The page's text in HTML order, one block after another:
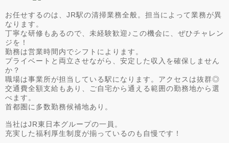
お任せするのは、JR駅の清掃業務全般。担当によって業務が異
なります。
丁寧な研修もあるので、未経験歓迎♪この機会に、ぜひチャレン
ジを！
勤務は営業時間内でシフトによります。
プライベートと両立させながら、安定した収入を確保しません
か？
職場は事業所が担当している駅になります。アクセスは抜群◎
交通費全額支給もあり、ご自宅から通える範囲の勤務地から選
べます。
首都圏に多数勤務候補地あり。
当社はJR東日本グループの一員。
充実した福利厚生制度が揃っているのも自慢です！